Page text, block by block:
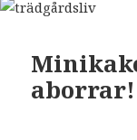
aborrar!